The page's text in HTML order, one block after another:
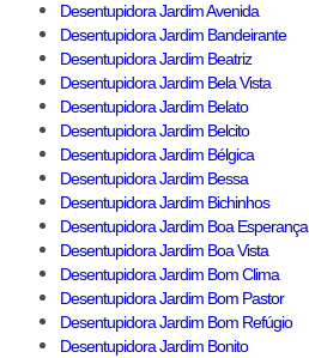
Desentupidora Jardim Avenida
Desentupidora Jardim Bandeirante
Desentupidora Jardim Beatriz
Desentupidora Jardim Bela Vista
Desentupidora Jardim Belato
Desentupidora Jardim Belcito
Desentupidora Jardim Bélgica
Desentupidora Jardim Bessa
Desentupidora Jardim Bichinhos
Desentupidora Jardim Boa Esperança
Desentupidora Jardim Boa Vista
Desentupidora Jardim Bom Clima
Desentupidora Jardim Bom Pastor
Desentupidora Jardim Bom Refúgio
Desentupidora Jardim Bonito